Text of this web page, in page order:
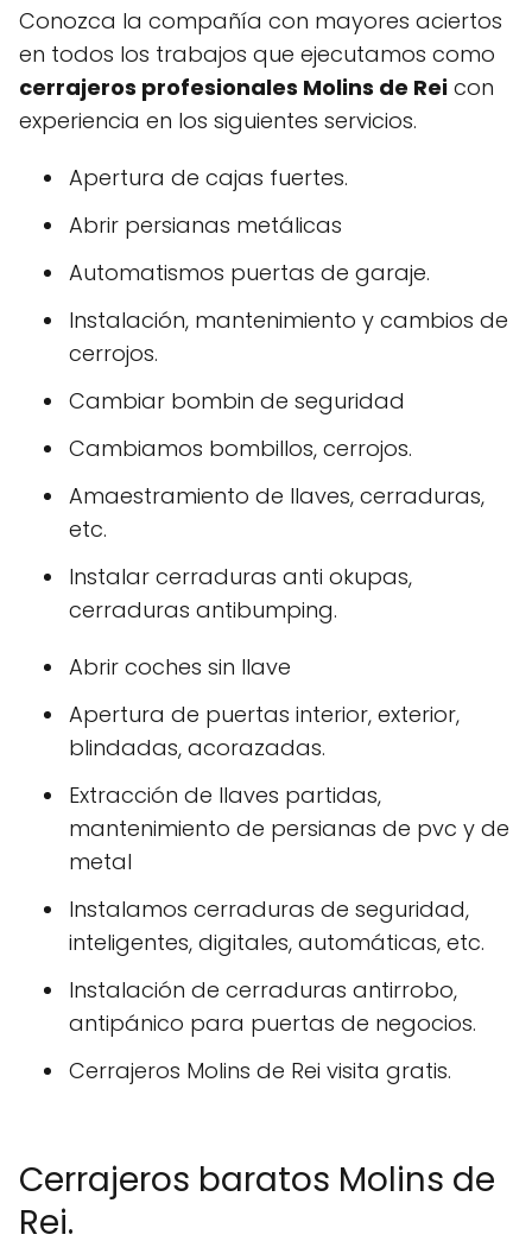
Conozca la compañía con mayores aciertos
en todos los trabajos que ejecutamos como
cerrajeros profesionales Molins de Rei con
experiencia en los siguientes servicios.
Apertura de cajas fuertes.
Abrir persianas metálicas
Automatismos puertas de garaje.
Instalación, mantenimiento y cambios de
cerrojos.
Cambiar bombin de seguridad
Cambiamos bombillos, cerrojos.
Amaestramiento de llaves, cerraduras,
etc.
Instalar cerraduras anti okupas,
cerraduras antibumping.
Abrir coches sin llave
Apertura de puertas interior, exterior,
blindadas, acorazadas.
Extracción de llaves partidas,
mantenimiento de persianas de pvc y de
metal
Instalamos cerraduras de seguridad,
inteligentes, digitales, automáticas, etc.
Instalación de cerraduras antirrobo,
antipánico para puertas de negocios.
Cerrajeros Molins de Rei visita gratis.
Cerrajeros baratos Molins de
Rei.